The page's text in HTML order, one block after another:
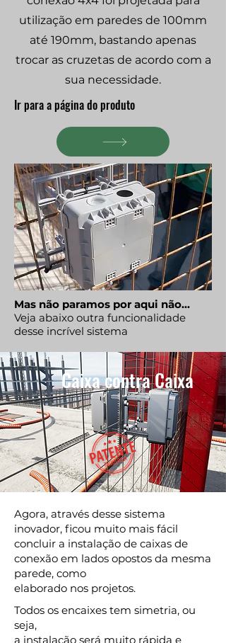
utilização em paredes de 100mm
até 190mm, bastando apenas
trocar as cruzetas de acordo com a
sua necessidade.
Ir para a página do produto
Mas não paramos por aqui não...
Veja abaixo outra funcionalidade
desse incrível sistema
Caixa contra Caixa
Agora, através desse sistema
inovador, ficou muito mais fácil
concluir a instalação de caixas de
conexão em lados opostos da mesma
parede, como
elaborado nos projetos.
Todos os encaixes tem simetria, ou
seja,
a instalação será muito rápida e